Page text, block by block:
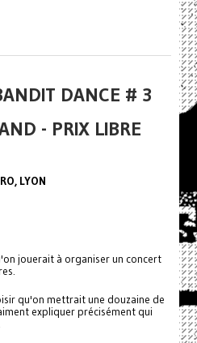
DANCE # 3
- PRIX LIBRE
LYON
jouerait à organiser un concert
qu'on mettrait une douzaine de
expliquer précisément qui